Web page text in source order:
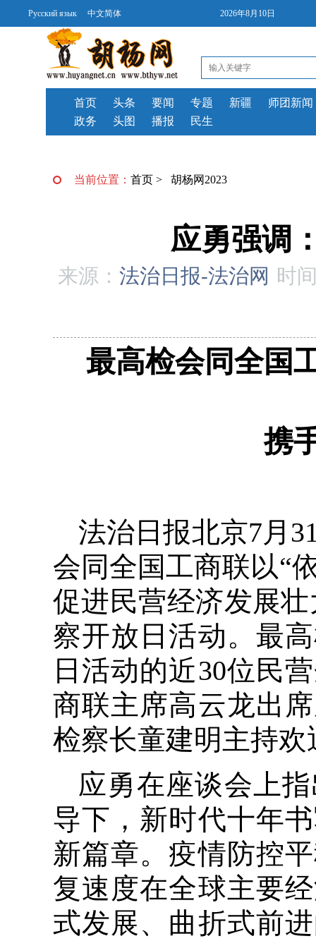
Русский язык 中文简体 2026年8月10日
首页 头条
要闻
政务
头图 播报
专题 新疆
师团新闻
民生
当前位置： 首页 > 胡杨网2023
应勇强调
来源： 法治日报-法治网 时
最高检会同全国
携
法治日报北京7月
会同全国工商联以“
促进民营经济发展
察开放日活动。最
日活动的近30位民
商联主席高云龙出
检察长童建明主持
应勇在座谈会上
导下，新时代十年
新篇章。疫情防控
复速度在全球主要
式发展、曲折式前